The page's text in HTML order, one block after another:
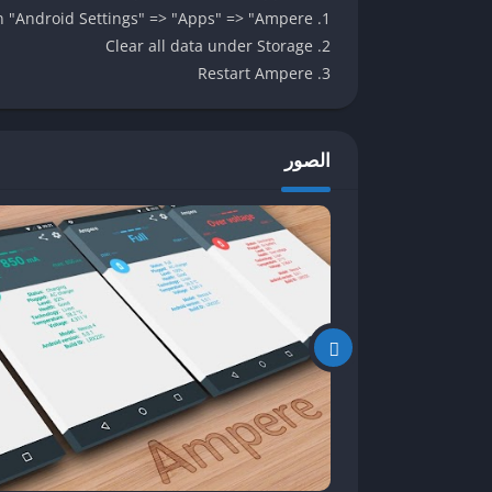
إشعارات وحاجيات(نسخةPro)
:
عرض سرعة الشحن على شريط الإشعارات.
إضافة حاجيات (Widgets) لمراقبة البطارية من الشاشة الرئيسية.
تنبيهات مخصصة
تنبيهات عند امتلاء البطارية، انخفاضها، أو
دعم التنبيهات على الساعات الذكية.
تشخيص الأداء
يكشف عن مشاكل الشحن الناتجة عن شاحن
خفيف الحجم
حجم التطبيق صغير (حوالي 12 ميجابايت)، مما يجعله مناسبًا للأجهزة الضعيفة.
كيفية تحميل واستخدام تطبيقAmpere
للاستمتاع بـ Ampere على هاتفك، اتبع الخطوات التالية:
1. Open "Android Settings" => "Apps" => "Ampere"
2. Clear all data under Storage
3. Restart Ampere
الصور